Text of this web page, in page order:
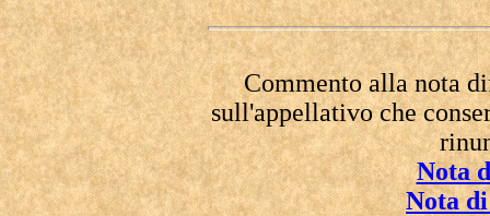
Commento alla nota
sull'appellativo che
Nota
Nota